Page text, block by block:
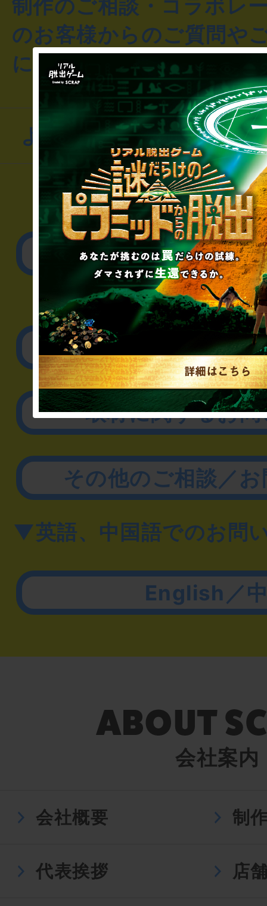
制作のご相談・コラボレ
のお客様からのご質問や
にお問い合わせください
よくあるお問い合わせ
▼一般のお客様
公演内容、チケット
▼企業／法人の方
リアル脱出ゲーム制作
取材に関するお
その他のご相談／
▼英語、中国語でのお問
English／
会社案内
会社概要 制
代表挨拶 店